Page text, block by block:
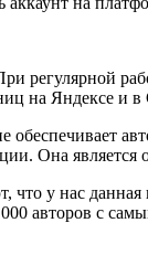
регулярной
на Яндексе и
Она
у нас данная
авторов с